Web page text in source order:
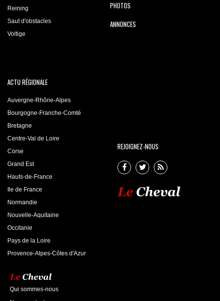
Reining
Saut d'obstacles
Voltige
PHOTOS
ANNONCES
ACTU RÉGIONALE
Auvergne-Rhône-Alpes
Bourgogne-Franche-Comté
Bretagne
Centre-Val de Loire
Corse
Grand Est
Hauts-de-France
Ile de France
Normandie
Nouvelle-Aquitaine
Occitanie
Pays de la Loire
Provence-Alpes-Côtes d'Azur
REJOIGNEZ-NOUS
Qui sommes-nous